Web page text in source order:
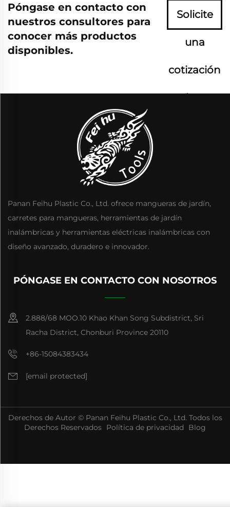
Póngase en contacto con
nuestros consultores para
conocer más productos
disponibles.
Solicite
una
cotización
ahora
Panan Feihu Plastic Co., Ltd. ofrece mangueras de jardín,
carretes para mangueras, herramientas de jardín
inalámbricas y herramientas eléctricas inalámbricas con
diseño avanzado, duradero e innovador.
PÓNGASE EN CONTACTO CON NOSOTROS
2.888/68 MOO.10 Khao Khan Song Subdistrict, Sri
Racha District, Chonburi Province 20110
+86-15084383434
[email protected]
Derechos de Autor © Panan Feihu Plastic Co., Ltd. Todos los
Derechos Reservados Política de privacidad Blog